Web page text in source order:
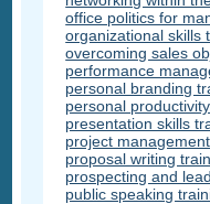
office politics for
organizational skills
overcoming sales
performance
personal branding
personal
presentation skills
project
proposal writing
prospecting and
public speaking